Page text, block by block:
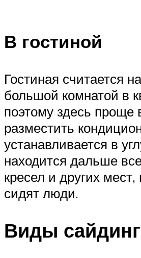
В гостиной
Гостиная считается
большой комнатой в
поэтому здесь проще
разместить
устанавливается в
находится дальше
кресел и других мест,
сидят люди.
Виды